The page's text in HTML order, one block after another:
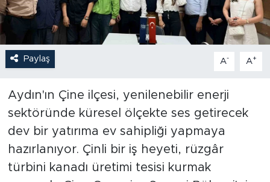
Paylaş A- A+
Aydın'ın Çine ilçesi, yenilenebilir enerji
sektöründe küresel ölçekte ses getirecek
dev bir yatırıma ev sahipliği yapmaya
hazırlanıyor. Çinli bir iş heyeti, rüzgâr
türbini kanadı üretimi tesisi kurmak